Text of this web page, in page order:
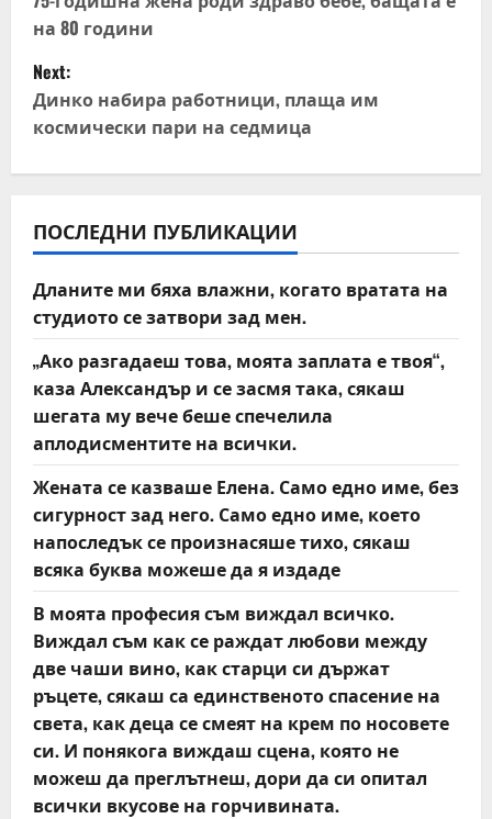
o
s
t
n
v
i
g
a
t
i
o
n
на 80 години
Next:
Динко набира работници, плаща им
космически пари на седмица
ПОСЛЕДНИ ПУБЛИКАЦИИ
Дланите ми бяха влажни, когато вратата на
студиото се затвори зад мен.
„Ако разгадаеш това, моята заплата е твоя“,
каза Александър и се засмя така, сякаш
шегата му вече беше спечелила
аплодисментите на всички.
Жената се казваше Елена. Само едно име, без
сигурност зад него. Само едно име, което
напоследък се произнасяше тихо, сякаш
всяка буква можеше да я издаде
В моята професия съм виждал всичко.
Виждал съм как се раждат любови между
две чаши вино, как старци си държат
ръцете, сякаш са единственото спасение на
света, как деца се смеят на крем по носовете
си. И понякога виждаш сцена, която не
можеш да преглътнеш, дори да си опитал
всички вкусове на горчивината.